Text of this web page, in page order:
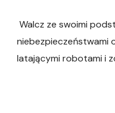
Walcz ze swoimi
niebezpieczeństwami
latającymi robotami i